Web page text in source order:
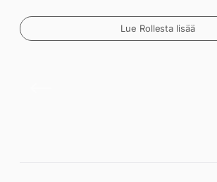
Lue Rollesta lisää